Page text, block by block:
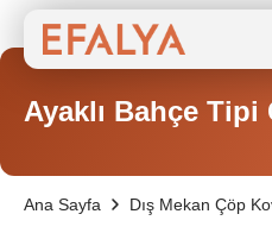
Ayaklı Bahçe Tipi
Ana Sayfa Dış Mekan Çöp